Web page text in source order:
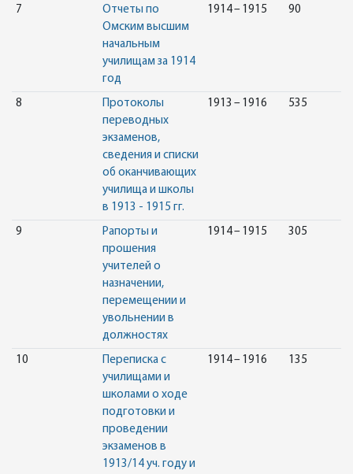
7
Отчеты по
Омским высшим
начальным
училищам за 1914
год
1914 – 1915 90
8
Протоколы
переводных
экзаменов,
сведения и списки
об оканчивающих
училища и школы
в 1913 - 1915 гг.
1913 – 1916 535
9
Рапорты и
прошения
учителей о
назначении,
перемещении и
увольнении в
должностях
1914 – 1915 305
10
Переписка с
училищами и
школами о ходе
подготовки и
проведении
экзаменов в
1913/14 уч. году и
1914 – 1916 135